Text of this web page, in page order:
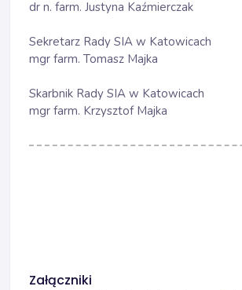
dr n. farm. Justyna Kaźmierczak
Sekretarz Rady SIA w Katowicach
mgr farm. Tomasz Majka
Skarbnik Rady SIA w Katowicach
mgr farm. Krzysztof Majka
Załączniki